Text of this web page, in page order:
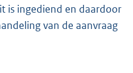
is ingediend en daardoor
van de aanvraag